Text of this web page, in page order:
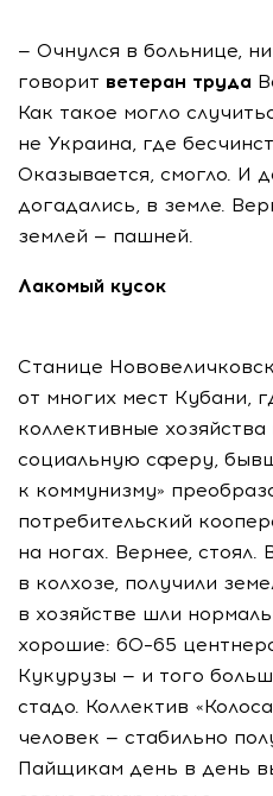
— Очнулся в больнице,
говорит ветеран труда
Как такое могло
не Украина, где
Оказывается, смогло. И
догадались, в земле.
землей — пашней.
Лакомый кусок
Станице
от многих мест Кубани,
коллективные
социальную сферу,
к коммунизму»
потребительский
на ногах. Вернее, стоял.
в колхозе, получили
в хозяйстве шли
хорошие: 60–65
Кукурузы — и того
стадо. Коллектив
человек — стабильно
Пайщикам день в день